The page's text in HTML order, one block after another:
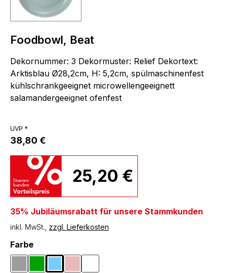
Foodbowl, Beat
Dekornummer: 3 Dekormuster: Relief Dekortext:
Arktisblau Ø28,2cm, H: 5,2cm, spülmaschinenfest
kühlschrankgeeignet microwellengeeignett
salamandergeeignet ofenfest
UVP *
38,80 €
25,20 €
35% Jubiläumsrabatt für unsere Stammkunden
inkl. MwSt., zzgl. Lieferkosten
Farbeauswählen
GrauGrünHellblau
Rosa
(Diese Option ist zurzeit nicht verfügbar.)
Weiß